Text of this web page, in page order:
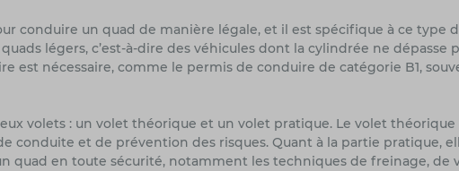
conduire un quad de manière légale, et il est spécifique à ce type
légers, c’est-à-dire des véhicules dont la cylindrée ne dépasse
est nécessaire, comme le permis de conduire de catégorie B1,
volets : un volet théorique et un volet pratique. Le volet théorique
conduite et de prévention des risques. Quant à la partie pratique,
quad en toute sécurité, notamment les techniques de freinage, de